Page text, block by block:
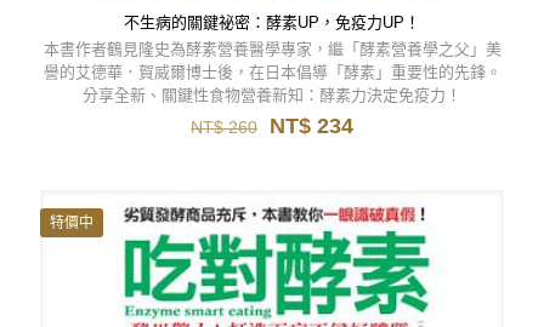
不生病的關鍵祕密：酵素UP，免疫力UP！
本書作者鶴見隆史為酵素營養醫學專家，繼「酵素營養學之父」美
譽的艾德華．賀威爾博士後，在日本倡導「酵素」重要性的先鋒。
分享全新、關鍵性食物營養新知：酵素力決定免疫力！
NT$260
原
NT$ 260。
NT$ 234目
NT$ 234。
特價中